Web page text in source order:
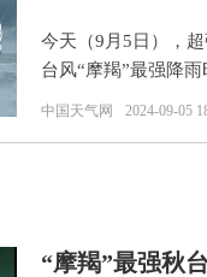
今天（9月5日），
台风“摩羯”最强降
中国天气网 2024-09-05
“摩羯”最强秋